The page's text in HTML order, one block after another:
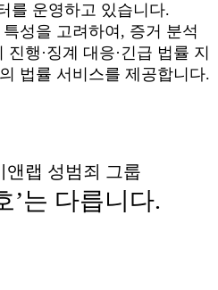
를 운영하고 있습니다.
성을 고려하여, 증거 분석
행·징계 대응·긴급 법률 지
법률 서비스를 제공합니다.
앤랩 성범죄 그룹
’는 다릅니다.